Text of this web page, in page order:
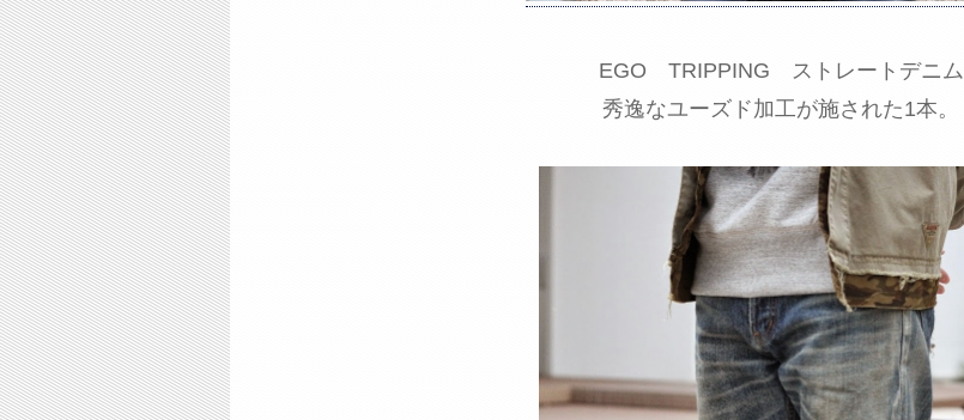
EGO TRIPPING ストレートデニム
秀逸なユーズド加工が施された1本。